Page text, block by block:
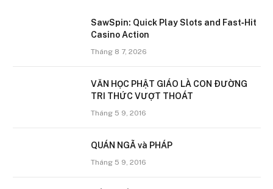
SawSpin: Quick Play Slots and Fast‑Hit
Casino Action
Tháng 8 7, 2026
VĂN HỌC PHẬT GIÁO LÀ CON ÐƯỜNG
TRI THỨC VƯỢT THOÁT
Tháng 5 9, 2016
QUÁN NGÃ và PHÁP
Tháng 5 9, 2016